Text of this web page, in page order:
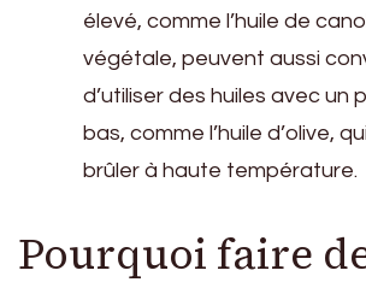
élevé, comme l’huile de
végétale, peuvent aussi
d’utiliser des huiles avec un
bas, comme l’huile d’olive,
brûler à haute température.
Pourquoi faire